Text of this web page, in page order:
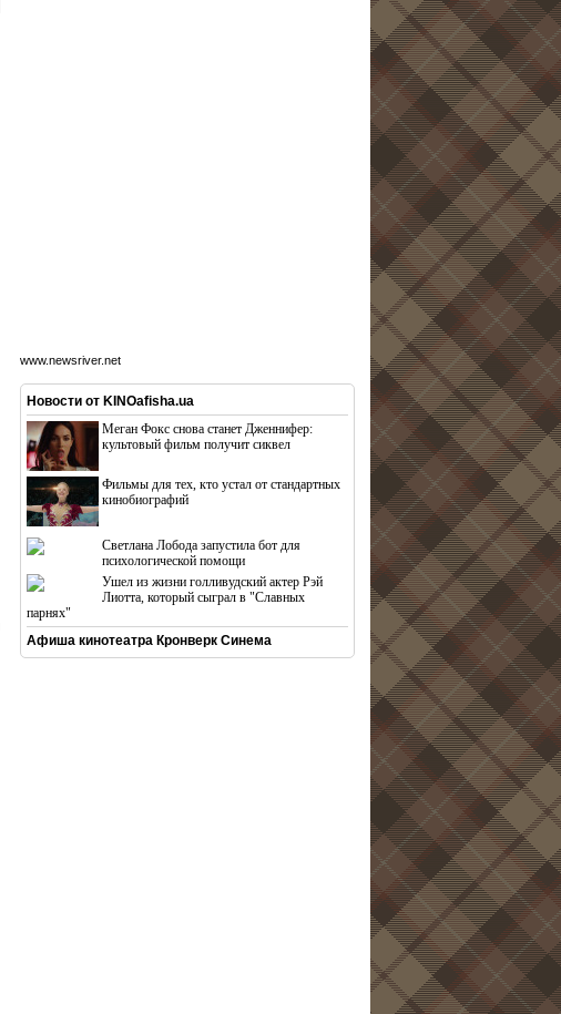
www.newsriver.net
Новости от KINOafisha.ua
Меган Фокс снова станет Дженнифер:
культовый фильм получит сиквел
Фильмы для тех, кто устал от стандартных
кинобиографий
Светлана Лобода запустила бот для
психологической помощи
Ушел из жизни голливудский актер Рэй
Лиотта, который сыграл в "Славных
парнях"
Афиша кинотеатра Кронверк Синема